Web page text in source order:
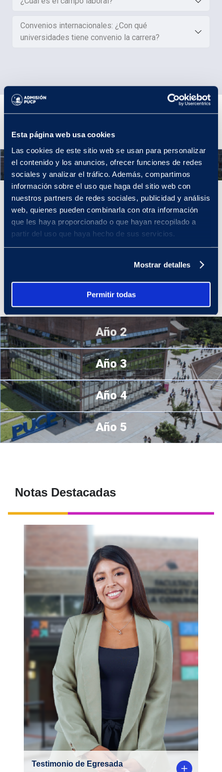
Esta página web usa cookies
Las cookies de este sitio web se usan para personalizar
el contenido y los anuncios, ofrecer funciones de redes
sociales y analizar el tráfico. Además, compartimos
información sobre el uso que haga del sitio web con
nuestros partners de redes sociales, publicidad y análisis
web, quienes pueden combinarla con otra información
que les haya proporcionado o que hayan recopilado a
partir del uso que haya hecho de sus servicios.
Mostrar detalles
Permitir todas
Convenios internacionales: ¿Con qué
universidades tiene convenio la carrera?
Plan de estudios
Año 1
Año 1
Los Estudios Generales son la mejor introducción a la experiencia
universitaria y el punto de partida de nuestro modelo de
formación integral. En estos primeros ciclos se concentran cursos
y actividades que te llevarán a ampliar tu comprensión del mundo
definidos por la Universidad. A partir de los ciclos siguientes,
conocimientos al que puedes acceder según tus intereses!
Año 2
Año 3
Año 4
Año 5
Notas Destacadas
Testimonio de Egresada
Conoce la historia de Lorena Jurupe,
reportera de Movistar Deportes y egresada
de Periodismo PUCP.